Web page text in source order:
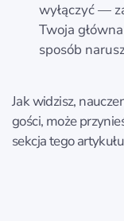
wyłączyć —
Twoja
sposób
Jak widzisz,
gości, może
sekcja tego